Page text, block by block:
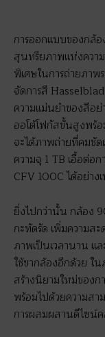
การออกแบบของกล้
สุนทรียภาพแห่งคว
พิเศษในการถ่ายภาพ
จัดการสี
ความแม่นยำของสีอย่
ออโต้โฟกัสขั้นสูงพร้
จะได้ภาพถ่ายที่คมชั
ความจุ 1 TB เอื้อต่อ
CFV 100C ได้อย่าง
ยิ่งไปกว่านั้น กล้อง
กะทัดรัด เพิ่มความส
ภาพเป็นเวลานาน แ
ใช้ขากล้องอีกด้วย ใ
สร้างนิยามใหม่ของ
พร้อมไปด้วยความส
การผสมผสานดีไซน์